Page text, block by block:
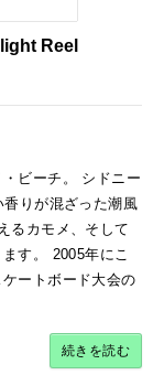
Reel
ビーチ。 シドニー
りが混ざった潮風
るカモメ、そして
す。 2005年にこ
ートボード大会の
続きを読む